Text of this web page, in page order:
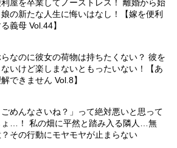
屋を卒業してノーストレス！ 離婚から始
娘の新たな人生に悔いはなし！【嫁を便利
義母 Vol.44】
なのに彼女の荷物は持ちたくない？ 彼を
いけど楽しまないともったいない！【あ
できません Vol.8】
ごめんなさいね？」って絶対悪いと思って
ょ…！ 私の畑に平然と踏み入る隣人…無
その行動にモヤモヤが止まらない